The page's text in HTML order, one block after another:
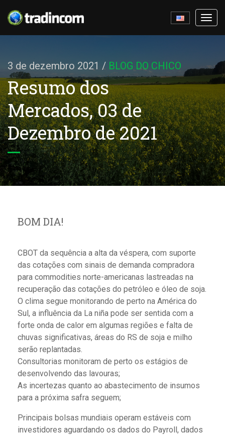
3 de dezembro 2021 / BLOG DO CHICO
Resumo dos
Mercados, 03 de
Dezembro de 2021
BOM DIA!
CBOT da sequência a alta da véspera, com suporte
das cotações com sinais de demanda compradora
para commodities norte-americanas lastreadas na
recuperação das cotações do petróleo e óleo de soja.
O clima segue monitorando de perto na América do
Sul, a influência da La niña pode ser sentida com a
forte onda de calor em algumas regiões e falta de
chuvas significativas, áreas do RS de soja e milho
serão replantadas.
Consultorias monitoram de perto os estágios de
desenvolvendo das lavouras;
As incertezas quanto ao abastecimento de insumos
para a próxima safra seguem;
Principais bolsas mundiais operam estáveis com
investidores aguardando os dados do Payroll, dados